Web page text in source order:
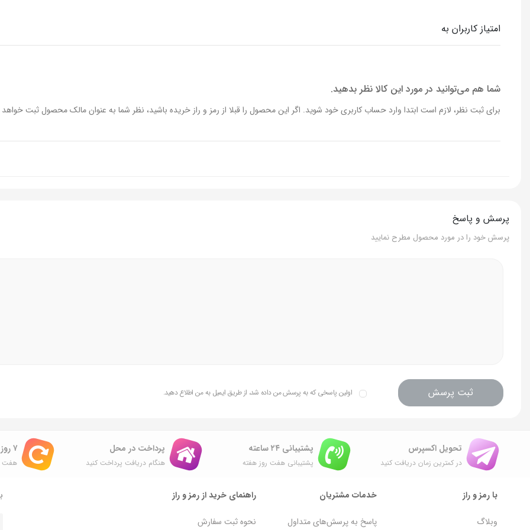
امتیاز کاربران به
شما هم می‌توانید در مورد این کالا نظر بدهید.
برای ثبت نظر، لازم است ابتدا وارد حساب کاربری خود شوید. اگر این محصول را قبلا از رمز و راز خریده باشید، نظر شما به عنوان مالک محصول ثبت
پرسش و پاسخ
پرسش خود را در مورد محصول مطرح نمایید
ثبت پرسش اولین پاسخی که به پرسش من داده شد، از طریق ایمیل به من اطلاع دهید.
تحویل اکسپرس
در کمترین زمان دریافت کنید
پشتیبانی ۲۴ ساعته
پشتیبانی هفت روز هفته
پرداخت در محل
هنگام دریافت پرداخت کنید
۷ روز ضمانت بازگشت
هفت
با رمز و راز
وبلاگ
خدمات مشتریان
پاسخ به پرسش‌های متداول
راهنمای خرید از رمز و راز
نحوه ثبت سفارش